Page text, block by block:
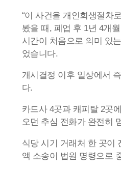
“이 사건을 개인회생절차
봤을 때, 폐업 후 1년 4개
시간이 처음으로 의미 있
었습니다.
개시결정 이후 일상에서
다.
카드사 4곳과 캐피탈 2곳
오던 추심 전화가 완전히
식당 시기 거래처 한 곳이
액 소송이 법원 명령으로